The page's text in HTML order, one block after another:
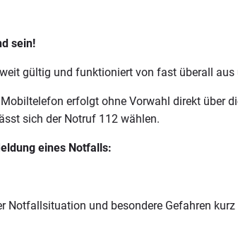
sein!
gültig und funktioniert von fast überall aus
erfolgt ohne Vorwahl direkt über
sich der Notruf 112 wählen.
eines Notfalls:
Notfallsituation und besondere Gefahren